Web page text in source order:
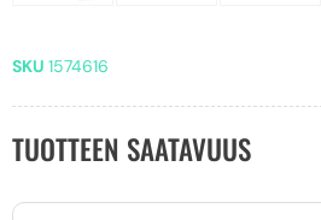
SKU 1574616
TUOTTEEN SAATAVUUS